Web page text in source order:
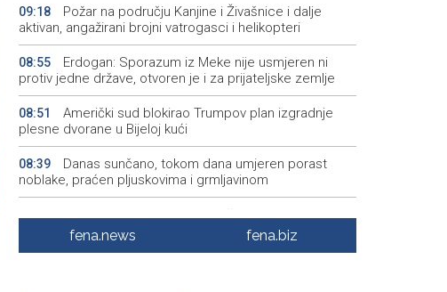
09:18
Požar na području Kanjine i Živašnice i dalje
aktivan, angažirani brojni vatrogasci i helikopteri
08:55
Erdogan: Sporazum iz Meke nije usmjeren ni
protiv jedne države, otvoren je i za prijateljske zemlje
08:51
Američki sud blokirao Trumpov plan izgradnje
plesne dvorane u Bijeloj kući
08:39
Danas sunčano, tokom dana umjeren porast
noblake, praćen pljuskovima i grmljavinom
Duge kolone vozila na graničnim prelazim na
izlazu iz BiHfena.news fena.biz